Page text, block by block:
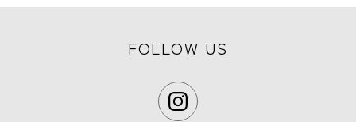
FOLLOW US